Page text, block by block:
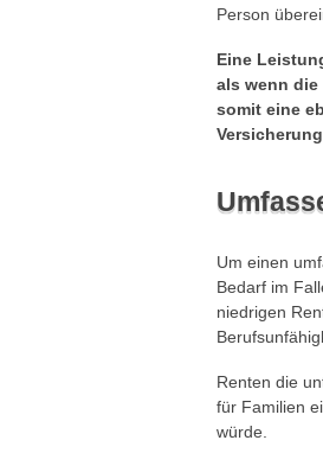
Person
Eine
als wenn
somit eine
Um einen
Bedarf im
niedrigen
Renten die
für Familien
würde.